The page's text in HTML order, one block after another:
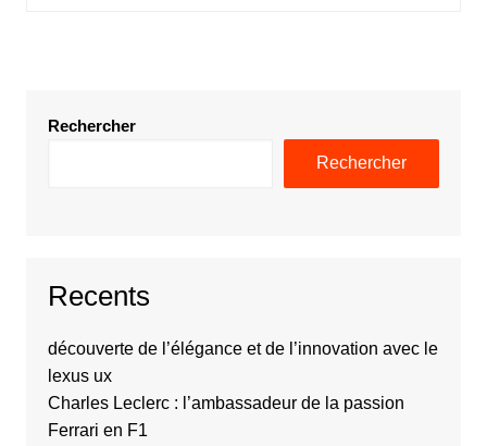
Rechercher
Rechercher
Recents
découverte de l’élégance et de l’innovation avec le
lexus ux
Charles Leclerc : l’ambassadeur de la passion
Ferrari en F1